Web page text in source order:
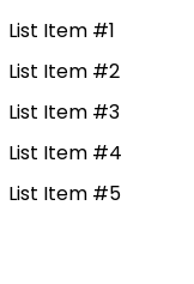
List Item #1
List Item #2
List Item #3
List Item #4
List Item #5